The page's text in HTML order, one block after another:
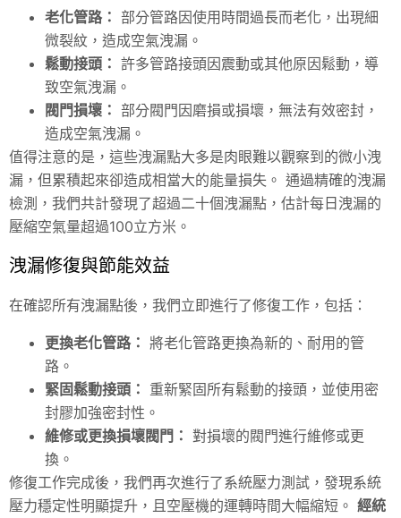
老化管路： 部分管路因使用時間過長而老化，出現細
微裂紋，造成空氣洩漏。
鬆動接頭： 許多管路接頭因震動或其他原因鬆動，導
致空氣洩漏。
閥門損壞： 部分閥門因磨損或損壞，無法有效密封，
造成空氣洩漏。
值得注意的是，這些洩漏點大多是肉眼難以觀察到的微小洩
漏，但累積起來卻造成相當大的能量損失。 通過精確的洩漏
檢測，我們共計發現了超過二十個洩漏點，估計每日洩漏的
壓縮空氣量超過100立方米。
洩漏修復與節能效益
在確認所有洩漏點後，我們立即進行了修復工作，包括：
更換老化管路： 將老化管路更換為新的、耐用的管
路。
緊固鬆動接頭： 重新緊固所有鬆動的接頭，並使用密
封膠加強密封性。
維修或更換損壞閥門： 對損壞的閥門進行維修或更
換。
修復工作完成後，我們再次進行了系統壓力測試，發現系統
壓力穩定性明顯提升，且空壓機的運轉時間大幅縮短。 經統